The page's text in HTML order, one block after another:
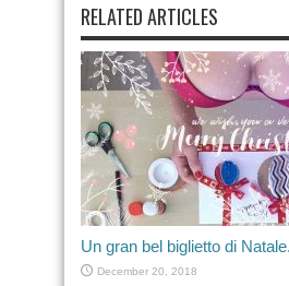
RELATED ARTICLES
Un gran bel biglietto di
December 20, 2018